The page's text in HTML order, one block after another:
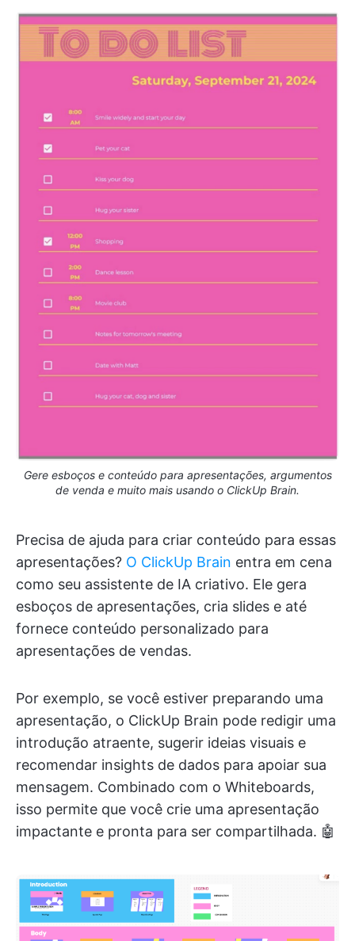
Gere esboços e conteúdo para apresentações, argumentos
de venda e muito mais usando o ClickUp Brain.
Precisa de ajuda para criar conteúdo para essas
apresentações? O ClickUp Brain entra em cena
como seu assistente de IA criativo. Ele gera
esboços de apresentações, cria slides e até
fornece conteúdo personalizado para
apresentações de vendas.
Por exemplo, se você estiver preparando uma
apresentação, o ClickUp Brain pode redigir uma
introdução atraente, sugerir ideias visuais e
recomendar insights de dados para apoiar sua
mensagem. Combinado com o Whiteboards,
isso permite que você crie uma apresentação
impactante e pronta para ser compartilhada. 🤖